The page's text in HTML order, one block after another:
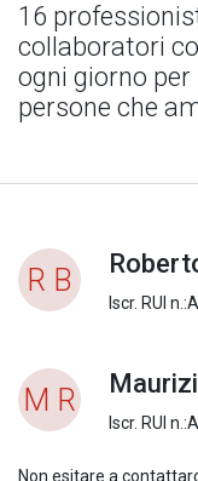
16
collaboratori
ogni giorno
persone che
R B
Iscr. RUI
M R
Iscr. RUI
Non esitare a